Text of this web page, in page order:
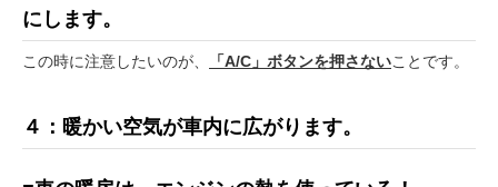
にします。
この時に注意したいのが、 「A/C」ボタンを押さないことです。
４：暖かい空気が車内に広がります。